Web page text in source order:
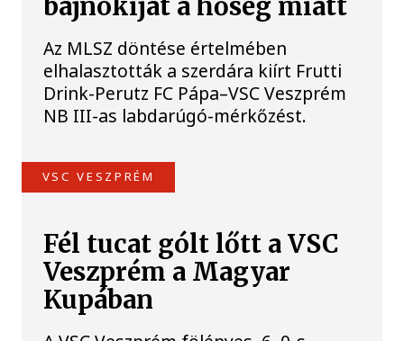
bajnokiját a hőség miatt
Az MLSZ döntése értelmében
elhalasztották a szerdára kiírt Frutti
Drink-Perutz FC Pápa–VSC Veszprém
NB III-as labdarúgó-mérkőzést.
VSC VESZPRÉM
Fél tucat gólt lőtt a VSC
Veszprém a Magyar
Kupában